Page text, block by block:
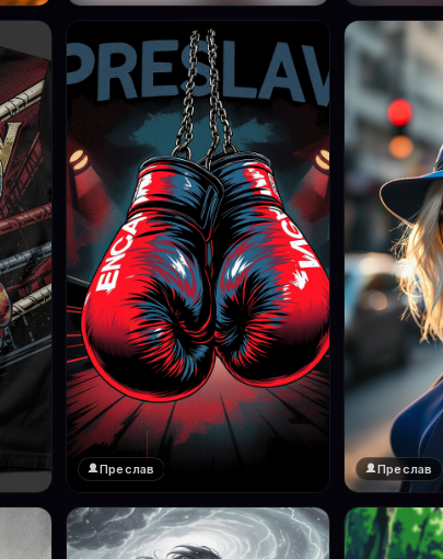
🔞 18+
Натисни за преглед
🔞 18+
Натисни за
Преслав Преслав